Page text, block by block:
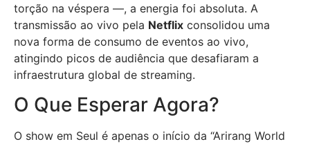
torção na véspera —, a energia foi absoluta. A
transmissão ao vivo pela Netflix consolidou uma
nova forma de consumo de eventos ao vivo,
atingindo picos de audiência que desafiaram a
infraestrutura global de streaming.
O Que Esperar Agora?
O show em Seul é apenas o início da “Arirang World